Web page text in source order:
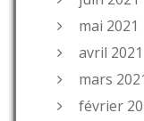
mai 2021
avril 2021
mars
février